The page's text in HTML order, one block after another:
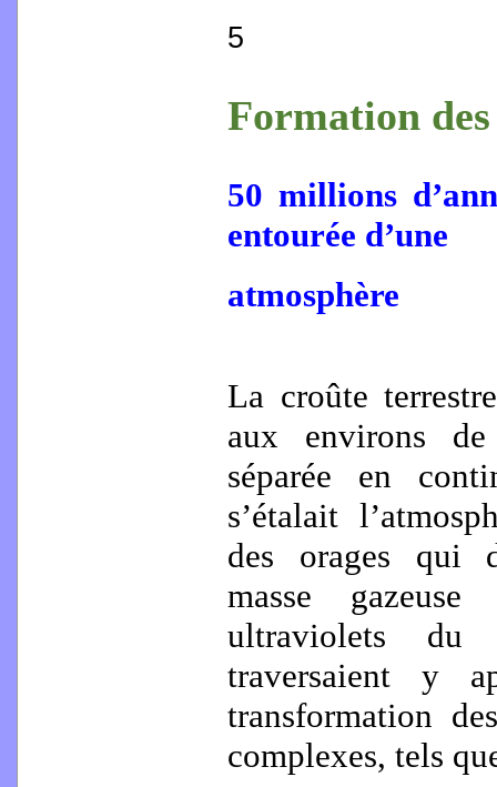
5
Formation
50 millions
entourée d’une
atmosphère
La croûte
aux environs
séparée en
s’étalait
des orages qui
masse
ultraviolets
traversaient y
transformation
complexes, tels